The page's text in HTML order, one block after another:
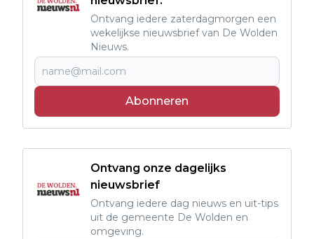
Ontvang iedere zaterdagmorgen een
wekelijkse nieuwsbrief van De Wolden
Nieuws.
Abonneren
Ontvang onze dagelijks
nieuwsbrief
Ontvang iedere dag nieuws en uit-tips
uit de gemeente De Wolden en
omgeving.